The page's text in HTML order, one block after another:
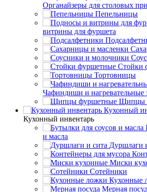
Органайзеры для столовых
Пепельницы
витрины для фуршета
Стойки
Тортовницы
Чафиндиши и нагревательные
Щипцы
Кухонный
Кухонный инвентарь
и масла
Дуршлаги
Миски
Сотейники
Кухонные
Мерная